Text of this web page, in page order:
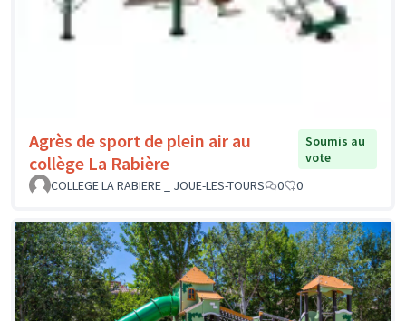
Agrès de sport de plein air au
collège La Rabière
Soumis au
vote
COLLEGE LA RABIERE _ JOUE-LES-TOURS
0 0